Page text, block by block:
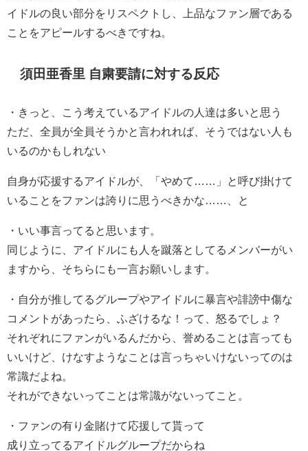
イドルの良い部分をリスペクトし、上品なファン層である
ことをアピールするべきですね。
須田亜香里 自粛要請に対する反応
・ きっと、こう考えているアイドルの人達は多いと思う
ただ、全員が全員そうかと言われれば、そうではない人も
いるのかもしれない
自身が応援するアイドルが、「やめて……」と呼び掛けて
いることをファンは誇りに思うべきかな……、と
・ いい事言ってると思います。
同じように、アイドルにも人を蹴落としてるメンバーがい
ますから、そちらにも一言お願いします。
・ 自分が推してるグループやアイドルに暴言や誹謗中傷な
コメントがあったら、ふざけるな！って、怒るでしょ？
それぞれにファンがいるんだから、誉めることは言っても
いいけど、けなすようなことは言っちゃいけないってのは
常識だよね。
それができないってことは常識がないってこと。
・ ファンの有り金賭けて応援して貰って
成り立ってるアイドルグループだからね